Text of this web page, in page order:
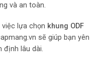
và an toàn.
lựa chọn khung ODF
sẽ giúp bạn yên
định lâu dài.